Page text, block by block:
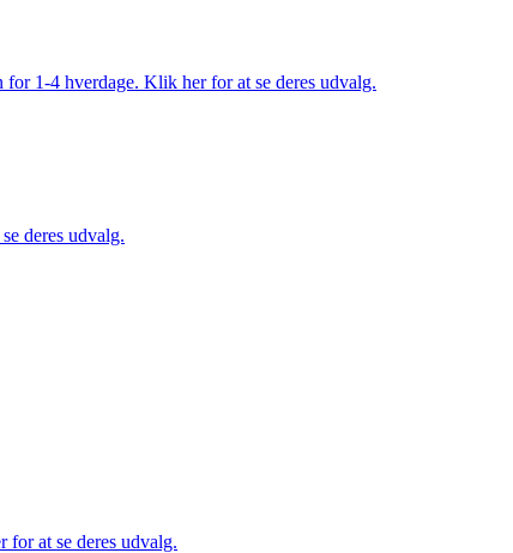
1-4 hverdage. Klik her for at se deres udvalg.
deres udvalg.
at se deres udvalg.